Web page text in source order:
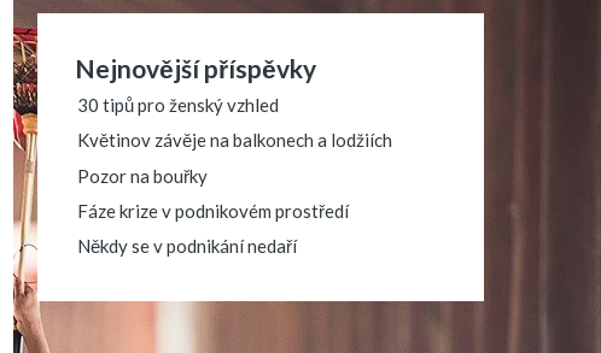
Nejnovější příspěvky
30 tipů pro ženský vzhled
Květinov závěje na balkonech a lodžiích
Pozor na bouřky
Fáze krize v podnikovém prostředí
Někdy se v podnikání nedaří